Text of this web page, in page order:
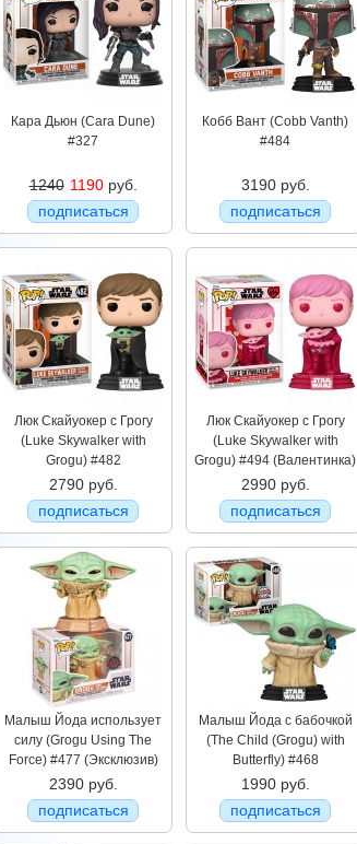
Кара Дьюн (Cara Dune)
#327
1240 1190руб.
подписаться
Кобб Вант (Cobb Vanth)
#484
3190 руб.
подписаться
Люк Скайуокер с Грогу
(Luke Skywalker with
Grogu) #482
2790 руб.
подписаться
Люк Скайуокер с Грогу
(Luke Skywalker with
Grogu) #494 (Валентинка)
2990 руб.
подписаться
Малыш Йода использует
силу (Grogu Using The
Force) #477 (Эксклюзив)
2390 руб.
подписаться
Малыш Йода с бабочкой
(The Child (Grogu) with
Butterfly) #468
1990 руб.
подписаться